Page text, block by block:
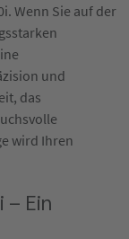
Wenn Sie auf der
und
das
wird Ihren
– Ein